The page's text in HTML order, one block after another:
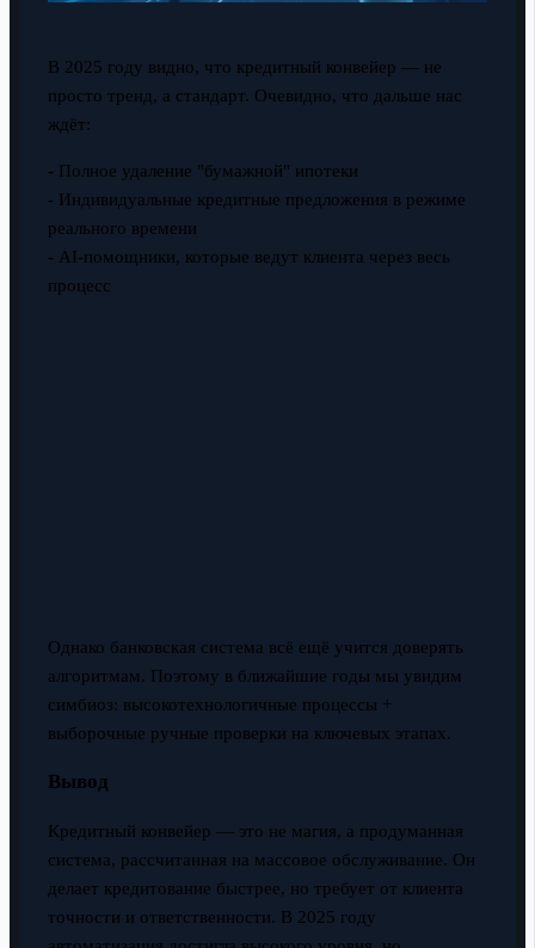
В 2025 году видно, что кредитный конвейер — не
просто тренд, а стандарт. Очевидно, что дальше нас
ждёт:
- Полное удаление "бумажной" ипотеки
- Индивидуальные кредитные предложения в режиме
реального времени
- AI-помощники, которые ведут клиента через весь
процесс
Однако банковская система всё ещё учится доверять
алгоритмам. Поэтому в ближайшие годы мы увидим
симбиоз: высокотехнологичные процессы +
выборочные ручные проверки на ключевых этапах.
Вывод
Кредитный конвейер — это не магия, а продуманная
система, рассчитанная на массовое обслуживание. Он
делает кредитование быстрее, но требует от клиента
точности и ответственности. В 2025 году